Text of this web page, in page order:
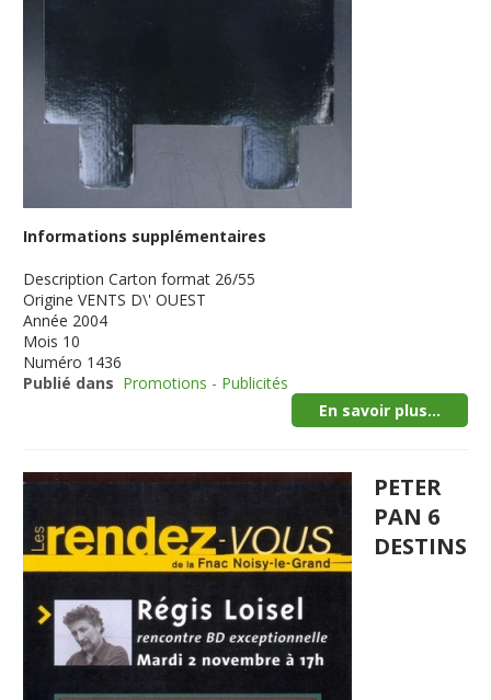
Informations supplémentaires
Description Carton format 26/55
Origine VENTS D\' OUEST
Année 2004
Mois 10
Numéro 1436
Publié dans Promotions - Publicités
En savoir plus...
PETER
PAN 6
DESTINS